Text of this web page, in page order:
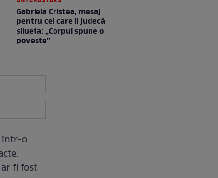
Gabriela Cristea, mesaj
pentru cei care îi judecă
silueta: „Corpul spune o
poveste”
într-o
fi fost